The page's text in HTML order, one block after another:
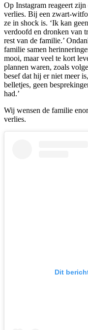
Op Instagram reageert
verlies. Bij een zwart-
ze in shock is. ‘Ik kan
verdoofd en dronken van
rest van de familie.’
familie samen
mooi, maar veel te kort
plannen waren, zoals
besef dat hij er niet meer
belletjes, geen
had.’
Wij wensen de familie
verlies.
Dit